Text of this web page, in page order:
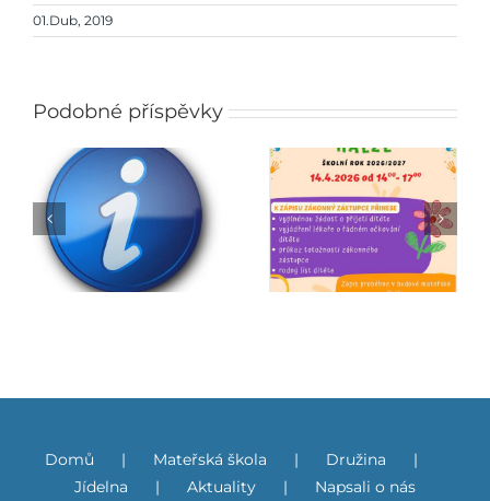
01.Dub, 2019
Podobné příspěvky
Zápis do mateřské
školy
Jarmark
Domů Mateřská škola
Družina
Jídelna
Aktuality Napsali o nás